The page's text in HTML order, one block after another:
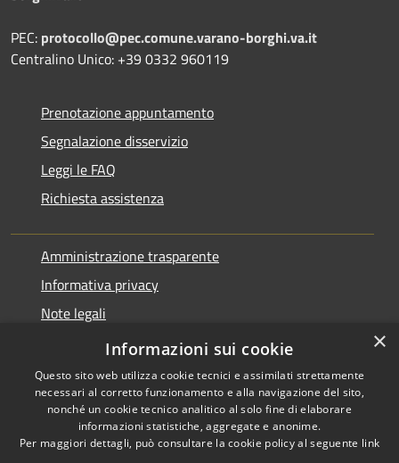
PEC: protocollo@pec.comune.varano-borghi.va.it
Centralino Unico: +39 0332 960119
Prenotazione appuntamento
Segnalazione disservizio
Leggi le FAQ
Richiesta assistenza
Amministrazione trasparente
Informativa privacy
Note legali
Dichiarazione di accessibilità
Accessibilità
Copyright © 2026 • Comune di
Varano Borghi • Powered by
×
Informazioni sui cookie
Questo sito web utilizza cookie tecnici e assimilati strettamente
necessari al corretto funzionamento e alla navigazione del sito,
nonché un cookie tecnico analitico al solo fine di elaborare
informazioni statistiche, aggregate e anonime.
Per maggiori dettagli, può consultare la cookie policy al seguente link